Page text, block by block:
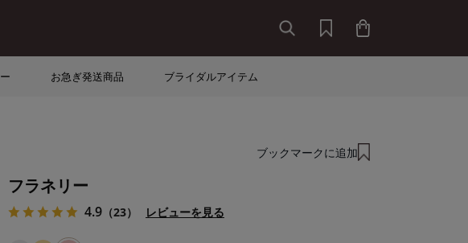
お急ぎ発送商品 ブライダルアイテム
ブックマークに追加
フラネリー
4.9 （23） レビューを見る